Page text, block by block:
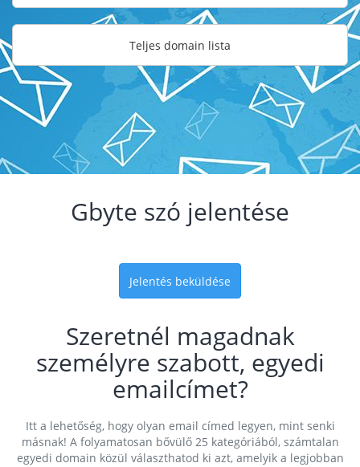
Teljes domain lista
Gbyte szó jelentése
Jelentés beküldése
Szeretnél magadnak
személyre szabott, egyedi
emailcímet?
Itt a lehetőség, hogy olyan email címed legyen, mint senki
másnak! A folyamatosan bővülő 25 kategóriából, számtalan
egyedi domain közül választhatod ki azt, amelyik a legjobban